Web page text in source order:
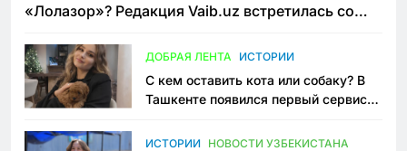
«Лолазор»? Редакция Vaib.uz встретилась со
ДОБРАЯ ЛЕНТА ИСТОРИИ
С кем оставить кота или собаку? В
Ташкенте появился первый сервис
ИСТОРИИ НОВОСТИ УЗБЕКИСТАНА